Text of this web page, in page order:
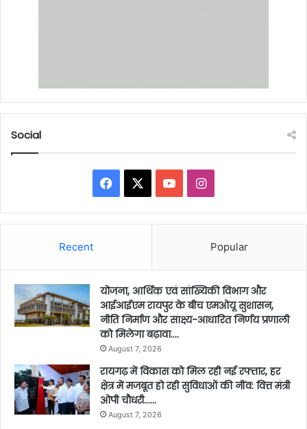
Social
Facebook YouTubeInstagram
Recent Popular
योजना, आर्थिक एवं सांख्यिकी विभाग और
आईआईएम रायपुर के बीच एमओयू सुशासन,
नीति निर्माण और साक्ष्य-आधारित निर्णय प्रणाली
को मिलेगा बढ़ावा….
August 7, 2026
रायगढ़ में विकास को मिल रही नई रफ्तार, हर
क्षेत्र में मजबूत हो रही सुविधाओं की नींव: वित्त मंत्री
ओपी चौधरी……
August 7, 2026